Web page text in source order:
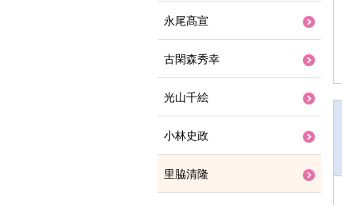
永尾髙宣
古閑森秀幸
光山千絵
小林史政
里脇清隆